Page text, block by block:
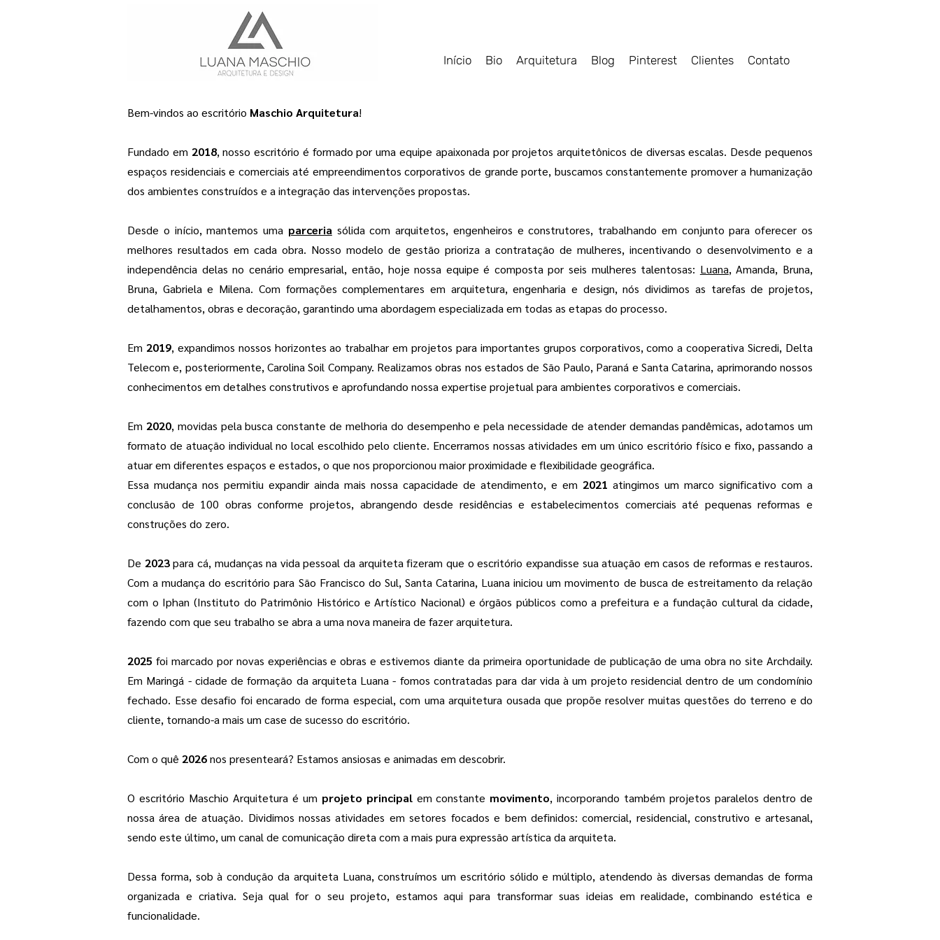
Início Bio Arquitetura Blog Pinterest Clientes Contato
Bem-vindos ao escritório Maschio Arquitetura!
Fundado em 2018, nosso escritório é formado por uma equipe apaixonada por projetos arquitetônicos de diversas escalas. Desde pequenos
espaços residenciais e comerciais até empreendimentos corporativos de grande porte, buscamos constantemente promover a humanização
dos ambientes construídos e a integração das intervenções propostas.
Desde o início, mantemos uma parceria sólida com arquitetos, engenheiros e construtores, trabalhando em conjunto para oferecer os
melhores resultados em cada obra. Nosso modelo de gestão prioriza a contratação de mulheres, incentivando o desenvolvimento e a
independência delas no cenário empresarial, então, hoje nossa equipe é composta por seis mulheres talentosas: Luana, Amanda, Bruna,
Bruna, Gabriela e Milena. Com formações complementares em arquitetura, engenharia e design, nós dividimos as tarefas de projetos,
detalhamentos, obras e decoração, garantindo uma abordagem especializada em todas as etapas do processo.
Em 2019, expandimos nossos horizontes ao trabalhar em projetos para importantes grupos corporativos, como a cooperativa Sicredi, Delta
Telecom e, posteriormente, Carolina Soil Company. Realizamos obras nos estados de São Paulo, Paraná e Santa Catarina, aprimorando nossos
conhecimentos em detalhes construtivos e aprofundando nossa expertise projetual para ambientes corporativos e comerciais.
Em 2020, movidas pela busca constante de melhoria do desempenho e pela necessidade de atender demandas pandêmicas, adotamos um
formato de atuação individual no local escolhido pelo cliente. Encerramos nossas atividades em um único escritório físico e fixo, passando a
atuar em diferentes espaços e estados, o que nos proporcionou maior proximidade e flexibilidade geográfica.
Essa mudança nos permitiu expandir ainda mais nossa capacidade de atendimento, e em 2021 atingimos um marco significativo com a
conclusão de 100 obras conforme projetos, abrangendo desde residências e estabelecimentos comerciais até pequenas reformas e
construções do zero.
De 2023para cá, mudanças na vida pessoal da arquiteta fizeram que o escritório expandisse sua atuação em casos de reformas e restauros.
Com a mudança do escritório para São Francisco do Sul, Santa Catarina, Luana iniciou um movimento de busca de estreitamento da relação
com o Iphan (Instituto do Patrimônio Histórico e Artístico Nacional) e órgãos públicos como a prefeitura e a fundação cultural da cidade,
fazendo com que seu trabalho se abra a uma nova maneira de fazer arquitetura.
2025 foi marcado por novas experiências e obras e estivemos diante da primeira oportunidade de publicação de uma obra no site Archdaily.
Em Maringá - cidade de formação da arquiteta Luana - fomos contratadas para dar vida à um projeto residencial dentro de um condomínio
fechado. Esse desafio foi encarado de forma especial, com uma arquitetura ousada que propõe resolver muitas questões do terreno e do
cliente, tornando-a mais um case de sucesso do escritório.
Com o quê 2026nos presenteará? Estamos ansiosas e animadas em descobrir.
O escritório Maschio Arquitetura é um projeto principalem constante movimento, incorporando também projetos paralelos dentro de
nossa área de atuação. Dividimos nossas atividades em setores focados e bem definidos: comercial, residencial, construtivo e artesanal,
sendo este último, um canal de comunicação direta com a mais pura expressão artística da arquiteta.
Dessa forma, sob à condução da arquiteta Luana, construímos um escritório sólido e múltiplo, atendendo às diversas demandas de forma
organizada e criativa. Seja qual for o seu projeto, estamos aqui para transformar suas ideias em realidade, combinando estética e
funcionalidade.